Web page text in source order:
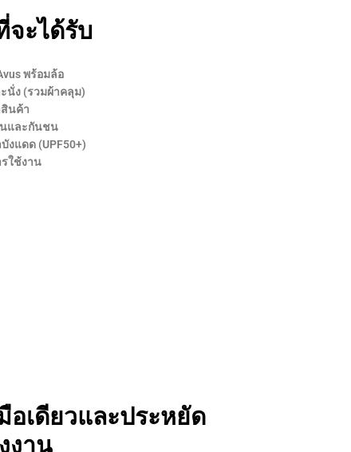
จะได้รับ
พร้อมล้อ
นั่ง (รวมผ้าคลุม)
นค้า
นและกันชน
งแดด (UPF50+)
ใช้งาน
อเดียวและประหยัด
งาน